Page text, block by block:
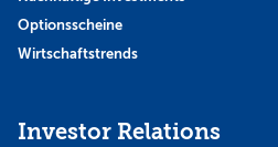
Optionsscheine
Wirtschaftstrends
Investor Relations